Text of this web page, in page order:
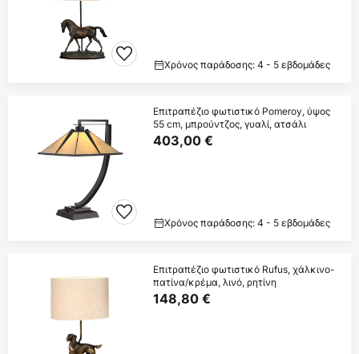
Χρόνος παράδοσης: 4 - 5 εβδομάδες
Επιτραπέζιο φωτιστικό Pomeroy, ύψος
55 cm, μπρούντζος, γυαλί, ατσάλι
403,00 €
Χρόνος παράδοσης: 4 - 5 εβδομάδες
Επιτραπέζιο φωτιστικό Rufus, χάλκινο-
πατίνα/κρέμα, λινό, ρητίνη
148,80 €